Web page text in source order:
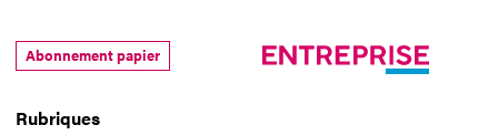
Rubriques
Abonnement papier